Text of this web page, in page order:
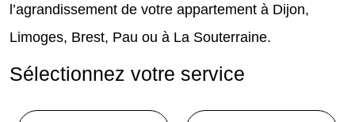
l’agrandissement de votre appartement à Dijon,
Limoges, Brest, Pau ou à La Souterraine.
Sélectionnez votre service